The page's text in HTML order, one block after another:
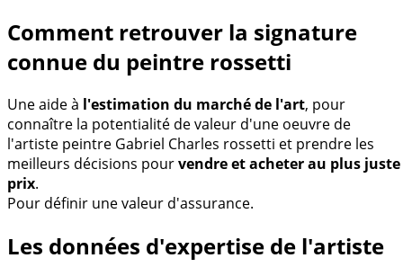
Comment retrouver la signature
connue du peintre rossetti
Une aide à l'estimation du marché de l'art, pour
connaître la potentialité de valeur d'une oeuvre de
l'artiste peintre Gabriel Charles rossetti et prendre les
meilleurs décisions pourvendre et acheter au plus juste
prix.
Pour définir une valeur d'assurance.
Les données d'expertise de l'artiste